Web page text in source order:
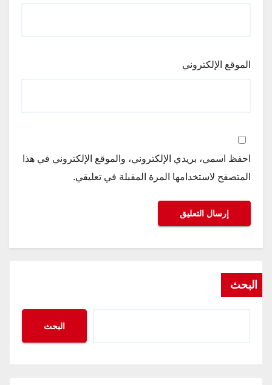
الموقع الإلكتروني
احفظ اسمي، بريدي الإلكتروني، والموقع الإلكتروني في هذا
المتصفح لاستخدامها المرة المقبلة في تعليقي.
البحث
البحث